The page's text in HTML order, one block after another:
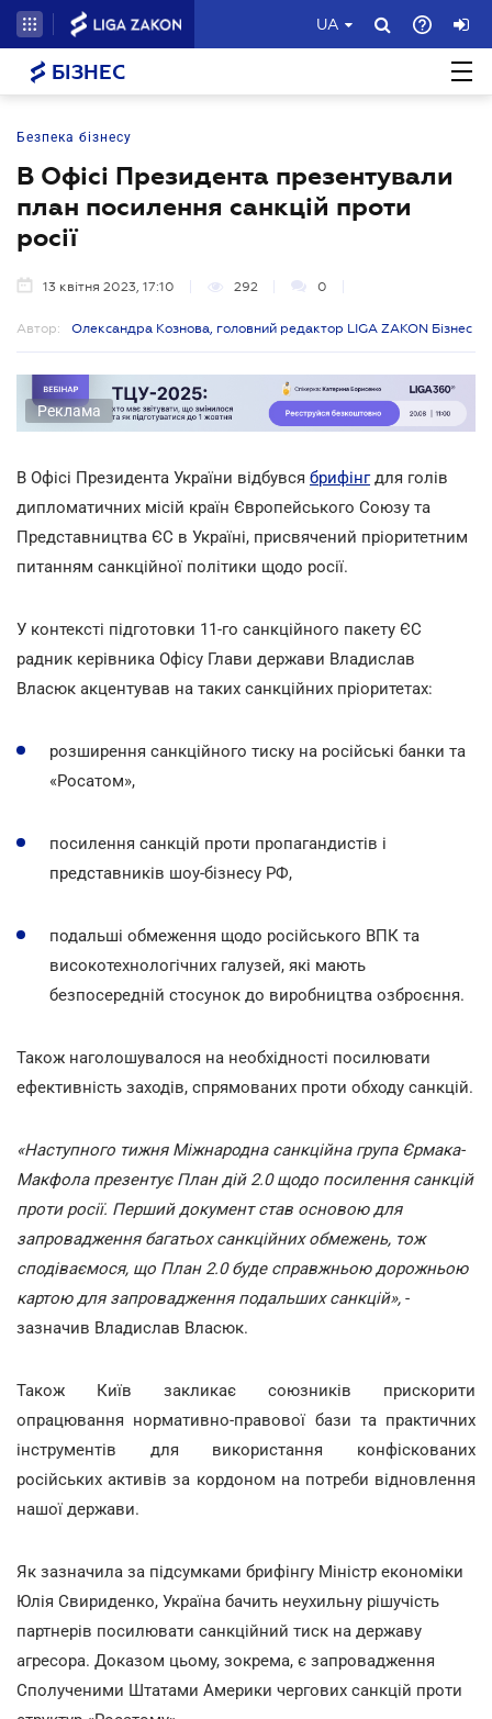
UA
БІЗНЕС
Безпека бізнесу
В Офісі Президента презентували
план посилення санкцій проти
росії
13 квітня 2023, 17:10 292 0
Автор: Олександра Кознова, головний редактор LIGA ZAKON Бізнес
Реклама
В Офісі Президента України відбувся брифінгдля голів
дипломатичних місій країн Європейського Союзу та
Представництва ЄС в Україні, присвячений пріоритетним
питанням санкційної політики щодо росії.
У контексті підготовки 11-го санкційного пакету ЄС
радник керівника Офісу Глави держави Владислав
Власюк акцентував на таких санкційних пріоритетах:
розширення санкційного тиску на російські банки та
«Росатом»,
посилення санкцій проти пропагандистів і
представників шоу-бізнесу РФ,
подальші обмеження щодо російського ВПК та
високотехнологічних галузей, які мають
безпосередній стосунок до виробництва озброєння.
Також наголошувалося на необхідності посилювати
ефективність заходів, спрямованих проти обходу санкцій.
«Наступного тижня Міжнародна санкційна група Єрмака-
Макфола презентує План дій 2.0 щодо посилення санкцій
проти росії. Перший документ став основою для
запровадження багатьох санкційних обмежень, тож
сподіваємося, що План 2.0 буде справжньою дорожньою
картою для запровадження подальших санкцій», -
зазначив Владислав Власюк.
Також Київ закликає союзників прискорити
опрацювання нормативно-правової бази та практичних
інструментів для використання конфіскованих
російських активів за кордоном на потреби відновлення
нашої держави.
Як зазначила за підсумками брифінгу Міністр економіки
Юлія Свириденко, Україна бачить неухильну рішучість
партнерів посилювати санкційний тиск на державу
агресора. Доказом цьому, зокрема, є запровадження
Сполученими Штатами Америки чергових санкцій проти